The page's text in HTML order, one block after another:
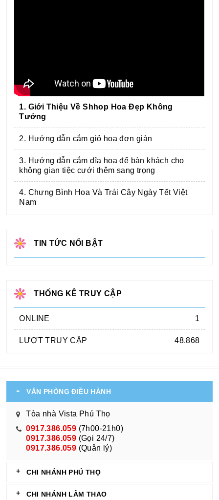
1. Giới Thiệu Về Shhop Hoa Đẹp Không
Tưởng
2. Hướng dẫn cắm giỏ hoa đơn giản
3. Hướng dẫn cắm dĩa hoa để bàn khách cho
không gian tiệc cưới thêm sang trọng
4. Chưng Bình Hoa Và Trái Cây Ngày Tết Việt
Nam
TIN TỨC NỔI BẬT
THỐNG KÊ TRUY CẬP
ONLINE 1
LƯỢT TRUY CẬP 48.868
VĂN PHÒNG ĐIỀU HÀNH
Tòa nhà Vista Phú Thọ
0917.386.059 (7h00-21h0)
0917.386.059 (Gọi 24/7)
0917.386.059 (Quản lý)
CHI NHÁNH PHÚ THỌ
CHI NHÁNH LÂM THAO